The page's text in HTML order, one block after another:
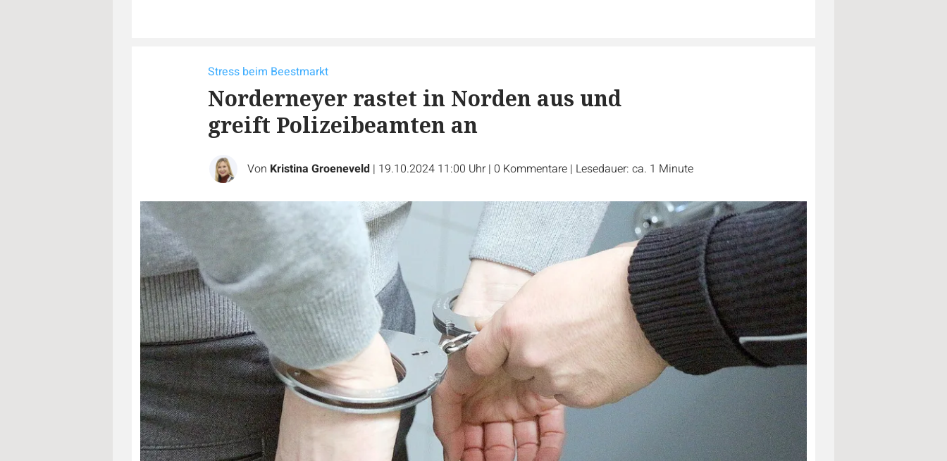
Stress beim Beestmarkt
Norderneyer rastet in Norden aus und
greift Polizeibeamten an
Von Kristina Groeneveld | 19.10.2024 11:00 Uhr | 0 Kommentare | Lesedauer: ca. 1 Minute